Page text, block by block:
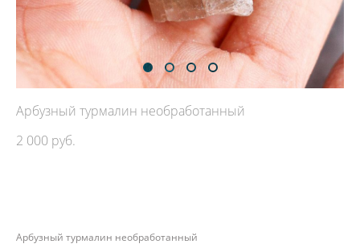
Арбузный турмалин необработанный
2 000 pуб.
Арбузный турмалин необработанный